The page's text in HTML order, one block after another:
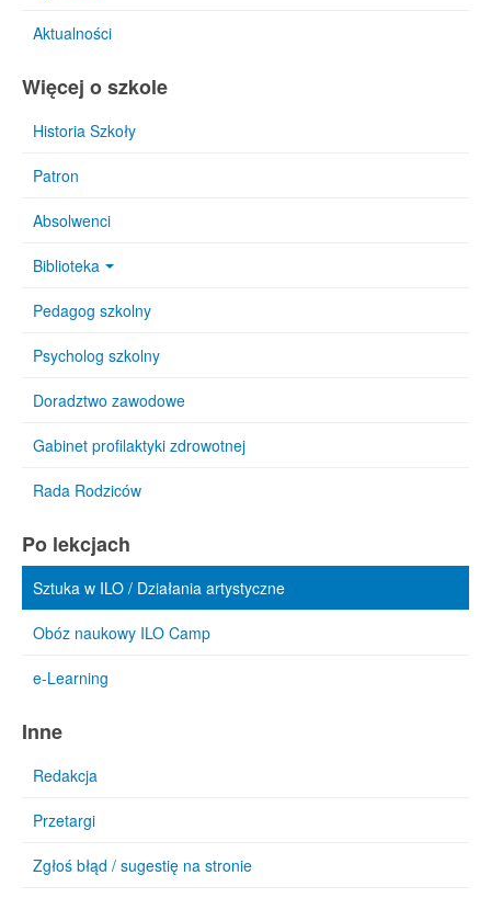
Aktualności
Więcej o szkole
Historia Szkoły
Patron
Absolwenci
Biblioteka
Pedagog szkolny
Psycholog szkolny
Doradztwo zawodowe
Gabinet profilaktyki zdrowotnej
Rada Rodziców
Po lekcjach
Sztuka w ILO / Działania artystyczne
Obóz naukowy ILO Camp
e-Learning
Inne
Redakcja
Przetargi
Zgłoś błąd / sugestię na stronie